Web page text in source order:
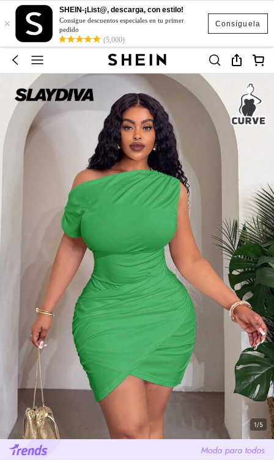
Consíguela
×
SHEIN-¡List@, descarga, con estilo!
Consigue descuentos especiales en tu primer
pedido
(5,000)
1/5